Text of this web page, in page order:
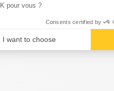
pour vous ?
Consents certified by
I want to choose